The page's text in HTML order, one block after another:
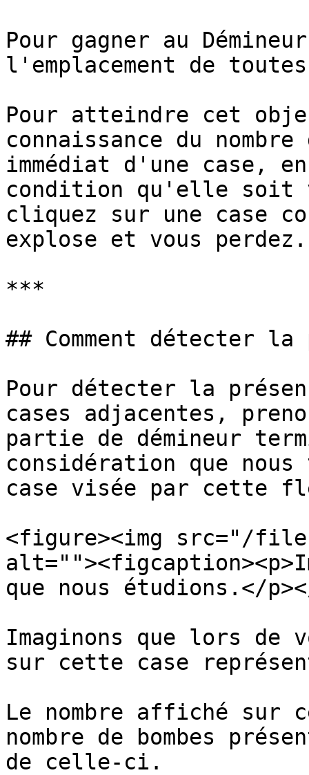
Pour gagner au
l'emplacement de
Pour atteindre cet
connaissance du
immédiat d'une case,
condition qu'elle soit
cliquez sur une case
explose et vous perdez.
***
## Comment détecter la
Pour détecter la
cases adjacentes,
partie de démineur
considération que
case visée par cette
<figure><img src="/files/
que nous étudions.</
Imaginons que lors
sur cette case
Le nombre affiché sur
nombre de bombes
de celle-ci.